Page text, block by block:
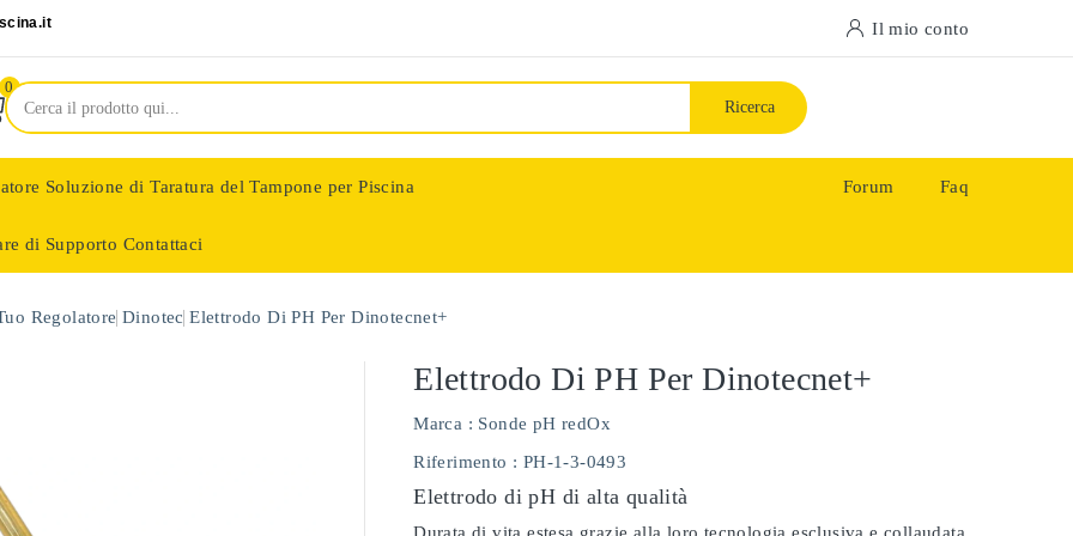
Il mio conto
0
Ricerca
Soluzione di Taratura del Tampone per Piscina
di Supporto Contattaci
Forum Faq
Regolatore Dinotec Elettrodo Di PH Per Dinotecnet+
Elettrodo Di PH Per Dinotecnet+
Marca : Sonde pH redOx
Riferimento : PH-1-3-0493
Elettrodo di pH di alta qualità